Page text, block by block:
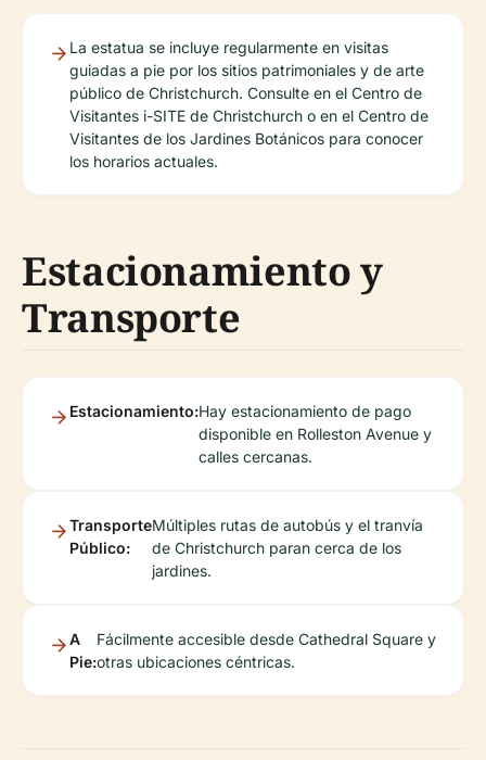
La estatua se incluye regularmente en visitas
guiadas a pie por los sitios patrimoniales y de arte
público de Christchurch. Consulte en el Centro de
Visitantes i-SITE de Christchurch o en el Centro de
Visitantes de los Jardines Botánicos para conocer
los horarios actuales.
Estacionamiento y
Transporte
Estacionamiento:Hay estacionamiento de pago
disponible en Rolleston Avenue y
calles cercanas.
Transporte
Público:
Múltiples rutas de autobús y el tranvía
de Christchurch paran cerca de los
jardines.
A
Pie:
Fácilmente accesible desde Cathedral Square y
otras ubicaciones céntricas.